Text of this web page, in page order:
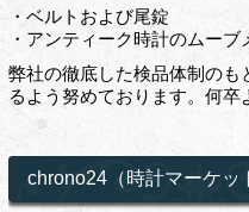
・ベルトおよび尾錠
・アンティーク時計のムー
弊社の徹底した検品体制のも
るよう努めております。何卒
chrono24（時計マーケッ